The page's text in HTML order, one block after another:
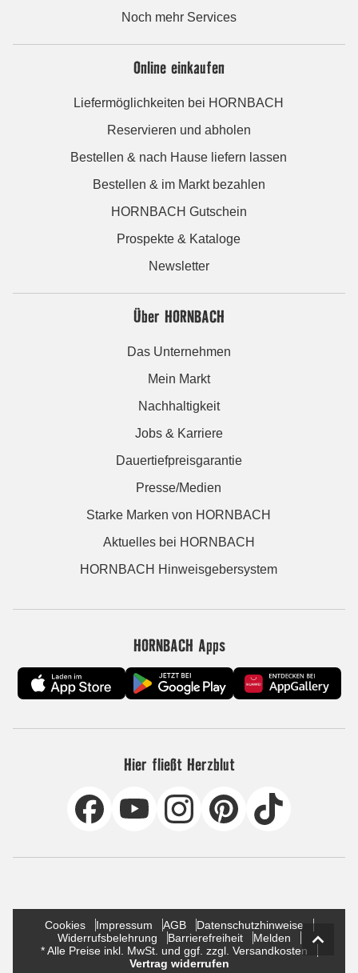
Noch mehr Services
Online einkaufen
Liefermöglichkeiten bei HORNBACH
Reservieren und abholen
Bestellen & nach Hause liefern lassen
Bestellen & im Markt bezahlen
HORNBACH Gutschein
Prospekte & Kataloge
Newsletter
Über HORNBACH
Das Unternehmen
Mein Markt
Nachhaltigkeit
Jobs & Karriere
Dauertiefpreisgarantie
Presse/Medien
Starke Marken von HORNBACH
Aktuelles bei HORNBACH
HORNBACH Hinweisgebersystem
HORNBACH Apps
Hier fließt Herzblut
Cookies Impressum AGB
Datenschutzhinweise
Widerrufsbelehrung
Barrierefreiheit
Melden
* Alle Preise inkl. MwSt. und ggf. zzgl. Versandkosten
Vertrag widerrufen